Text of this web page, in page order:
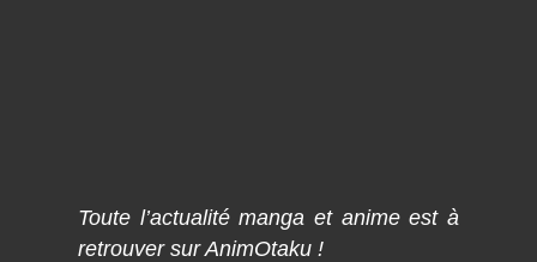
Toute l’actualité manga et anime est à
retrouver sur AnimOtaku !